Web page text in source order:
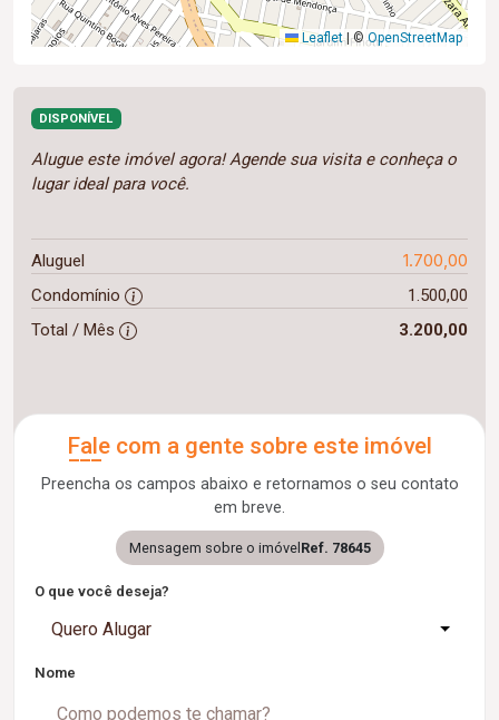
Leaflet ©OpenStreetMap
DISPONÍVEL
Alugue este imóvel agora! Agende sua visita e conheça o
lugar ideal para você.
Aluguel 1.700,00
Condomínio
1.500,00
Total / Mês
3.200,00
Fale com a gente sobre este imóvel
Preencha os campos abaixo e retornamos o seu contato
em breve.
Mensagem sobre o imóvel Ref. 78645
O que você deseja?
Quero Alugar
Nome